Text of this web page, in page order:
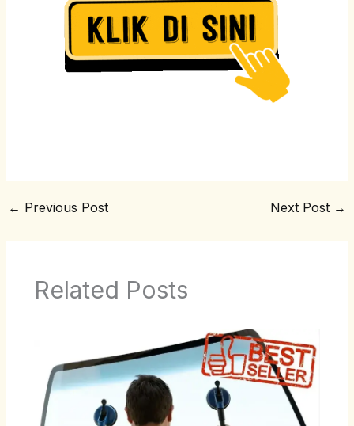
← Previous Post Next Post →
Related Posts